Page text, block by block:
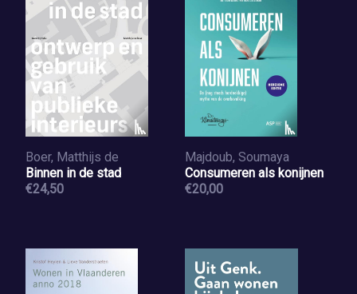
Boer, Matthijs de
Binnen in de stad
€24,50
Majdoub, Soumaya
Consumeren als konijnen
€20,00